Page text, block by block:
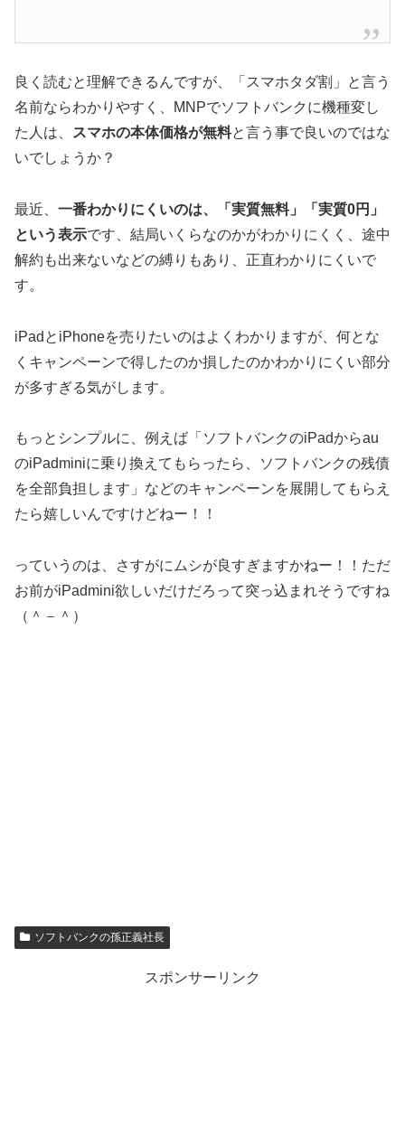
良く読むと理解できるんですが、「スマホタダ割」と言う
名前ならわかりやすく、MNPでソフトバンクに機種変し
た人は、
スマホの本体価格が無料と言う事で良いのではな
いでしょうか？
最近、 一番わかりにくいのは、「実質無料」「実質0円」
という表示です、結局いくらなのかがわかりにくく、途中
解約も出来ないなどの縛りもあり、正直わかりにくいで
す。
iPadとiPhoneを売りたいのはよくわかりますが、何とな
くキャンペーンで得したのか損したのかわかりにくい部分
が多すぎる気がします。
もっとシンプルに、例えば「ソフトバンクのiPadからau
のiPadminiに乗り換えてもらったら、ソフトバンクの残債
を全部負担します」などのキャンペーンを展開してもらえ
たら嬉しいんですけどねー！！
っていうのは、さすがにムシが良すぎますかねー！！ただ
お前がiPadmini欲しいだけだろって突っ込まれそうですね
（＾－＾）
ソフトバンクの孫正義社長
スポンサーリンク